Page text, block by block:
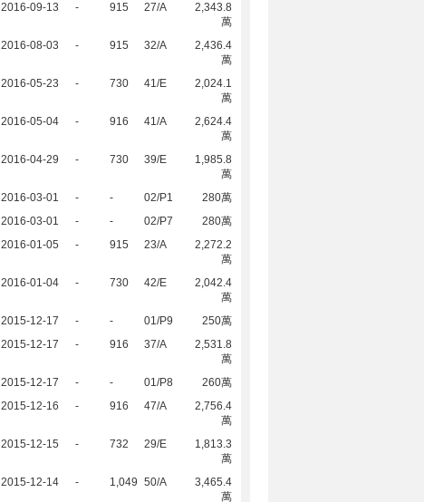
2016-09-13
- 915 27/A
2,343.8
萬
2016-08-03
- 915 32/A
2,436.4
萬
2016-05-23
- 730 41/E
2,024.1
萬
2016-05-04
- 916 41/A
2,624.4
萬
2016-04-29
- 730 39/E
1,985.8
萬
2016-03-01
- - 02/P1
280萬
2016-03-01
- - 02/P7
280萬
2016-01-05
- 915 23/A
2,272.2
萬
2016-01-04
- 730 42/E
2,042.4
萬
2015-12-17
- - 01/P9
250萬
2015-12-17
- 916 37/A
2,531.8
萬
2015-12-17
- - 01/P8
260萬
2015-12-16
- 916 47/A
2,756.4
萬
2015-12-15
- 732 29/E
1,813.3
萬
2015-12-14
- 1,049 50/A
3,465.4
萬